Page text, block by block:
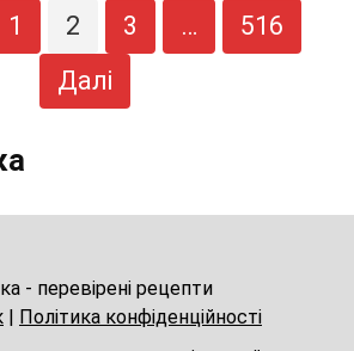
1 2 3 …
516
Далі
- перевірені рецепти
Політика конфіденційності